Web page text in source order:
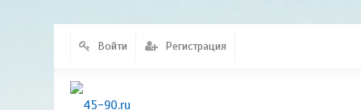
Войти Регистрация
Калькулятор расчета
КСЗ